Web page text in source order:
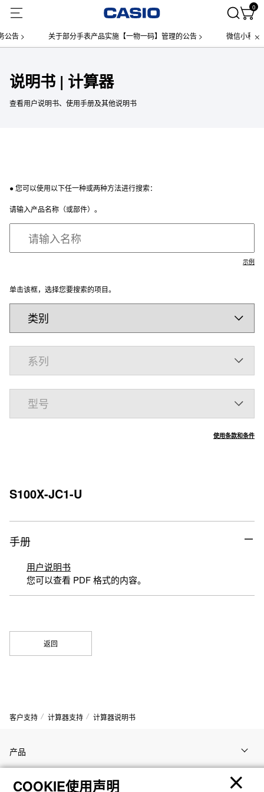
0
告 > 关于部分手表产品实施【一物一码】管理的公告 > 微信小程序
说明书 | 计算器
查看用户说明书、使用手册及其他说明书
● 您可以使用以下任一种或两种方法进行搜索：
请输入产品名称（或部件）。
示例
单击该框，选择您要搜索的项目。
使用条款和条件
S100X-JC1-U
手册
用户说明书
您可以查看 PDF 格式的内容。
返回
客户支持 计算器支持 计算器说明书
产品
客户支持
COOKIE使用声明